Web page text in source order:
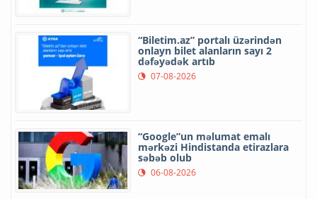
“Biletim.az” portalı üzərindən
onlayn bilet alanların sayı 2
dəfəyədək artıb
07-08-2026
“Google”un məlumat emalı
mərkəzi Hindistanda etirazlara
səbəb olub
06-08-2026